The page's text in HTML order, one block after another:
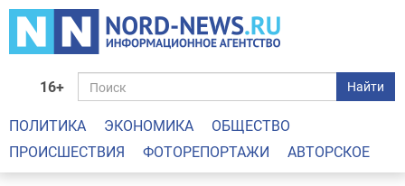
16+ Найти
ПОЛИТИКА ЭКОНОМИКА
ОБЩЕСТВО
ПРОИСШЕСТВИЯ
ФОТОРЕПОРТАЖИ АВТОРСКОЕ